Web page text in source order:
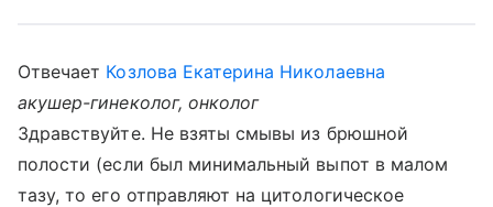
Отвечает Козлова Екатерина Николаевна
акушер-гинеколог, онколог
Здравствуйте. Не взяты смывы из брюшной
полости (если был минимальный выпот в малом
тазу, то его отправляют на цитологическое